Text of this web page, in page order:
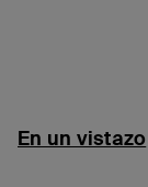
En un vistazo